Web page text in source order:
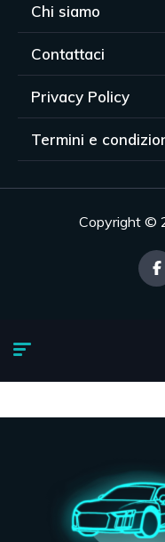
Chi siamo
Contattaci
Privacy Policy
Termini e
Copyright ©